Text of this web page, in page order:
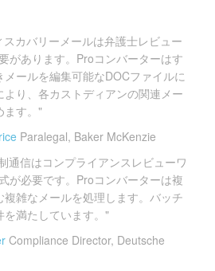
カバリーメールは弁護士レビュー
があります。Proコンバーターはす
ールを編集可能なDOCファイルに
り、各カストディアンの関連メー
ます。"
Paralegal, Baker McKenzie
通信はコンプライアンスレビューワ
が必要です。Proコンバーターは複
雑なメールを処理します。バッチ
満たしています。"
Compliance Director, Deutsche